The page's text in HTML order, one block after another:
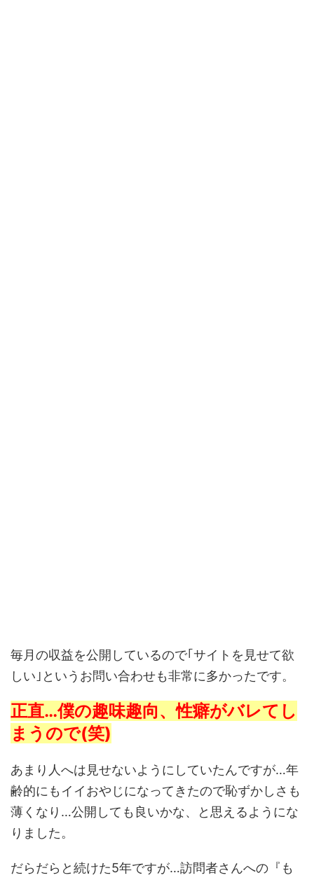
毎月の収益を公開しているので｢サイトを見せて欲
しい｣というお問い合わせも非常に多かったです。
正直…僕の趣味趣向、性癖がバレてし
まうので(笑)
あまり人へは見せないようにしていたんですが…年
齢的にもイイおやじになってきたので恥ずかしさも
薄くなり…公開しても良いかな、と思えるようにな
りました。
だらだらと続けた5年ですが…訪問者さんへの『も